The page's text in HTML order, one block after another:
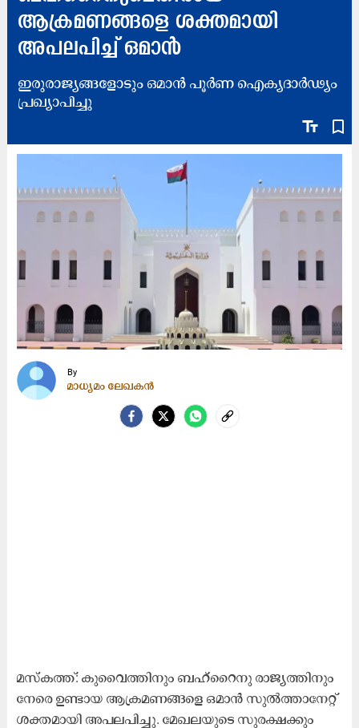
ആക്രമണങ്ങളെ ശക്തമായി
അപലപിച്ച് ഒമാൻ
text_fields bookmark_border
ഇരുരാജ്യങ്ങളോടും ഒമാൻ പൂർണ ഐക്യദാർഢ്യം
പ്രഖ്യാപിച്ചു
By
മാധ്യമം ലേഖകൻ
മസ്‌കത്ത്: കുവൈത്തിനും ബഹ്‌റൈനു രാജ്യത്തിനും
നേരെ ഉണ്ടായ ആക്രമണങ്ങളെ ഒമാൻ സുൽത്താനേറ്റ്
ശക്തമായി അപലപിച്ചു. മേഖലയുടെ സുരക്ഷക്കും